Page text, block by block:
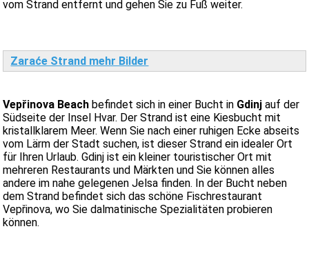
vom Strand entfernt und gehen Sie zu Fuß weiter.
Zaraće Strand mehr Bilder
Vepřinova Beach befindet sich in einer Bucht in Gdinjauf der
Südseite der Insel Hvar. Der Strand ist eine Kiesbucht mit
kristallklarem Meer. Wenn Sie nach einer ruhigen Ecke abseits
vom Lärm der Stadt suchen, ist dieser Strand ein idealer Ort
für Ihren Urlaub. Gdinj ist ein kleiner touristischer Ort mit
mehreren Restaurants und Märkten und Sie können alles
andere im nahe gelegenen Jelsa finden. In der Bucht neben
dem Strand befindet sich das schöne Fischrestaurant
Vepřinova, wo Sie dalmatinische Spezialitäten probieren
können.